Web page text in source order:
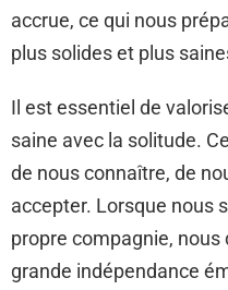
accrue, ce qui nous
plus solides et plus
Il est essentiel de
saine avec la solitude.
de nous connaître, de
accepter. Lorsque nous
propre compagnie,
grande indépendance